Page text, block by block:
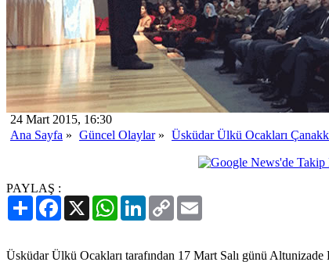
24 Mart 2015, 16:30
Ana Sayfa » Güncel Olaylar» Üsküdar Ülkü Ocakları
PAYLAŞ :
PaylaşFacebook
X WhatsAppLinkedIn
Copy
Link
Üsküdar Ülkü Ocakları tarafından 17 Mart Salı günü